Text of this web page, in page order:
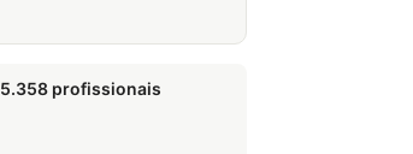
5.358 profissionais